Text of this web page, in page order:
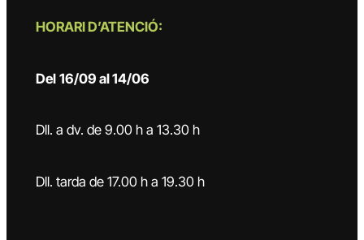
HORARI D’ATENCIÓ:
Del 16/09 al 14/06
Dll. a dv. de 9.00 h a 13.30 h
Dll. tarda de 17.00 h a 19.30 h